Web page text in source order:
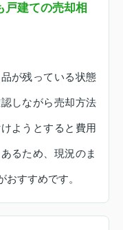
戸建ての売却相
が残っている状態
しながら売却方法
ようとすると費用
るため、現況のま
おすすめです。